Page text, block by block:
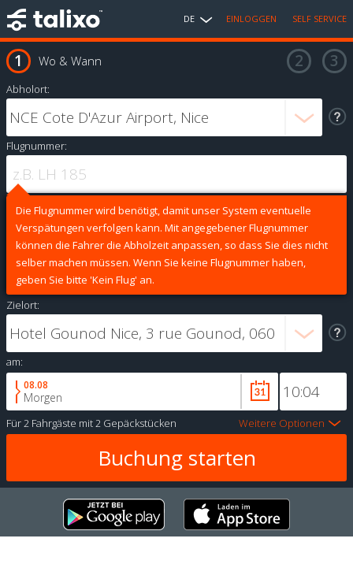
DE EINLOGGEN SELF SERVICE
Wo & Wann
Abholort:
Flugnummer:
Die Flugnummer wird benötigt, damit unser System eventuelle
Verspätungen verfolgen kann. Mit angegebener Flugnummer
können die Fahrer die Abholzeit anpassen, so dass Sie dies nicht
selber machen müssen. Wenn Sie keine Flugnummer haben,
geben Sie bitte 'Kein Flug' an.
Zielort:
am:
08.08
Morgen
Für2 Fahrgäste mit2 Gepäckstücken Weitere Optionen